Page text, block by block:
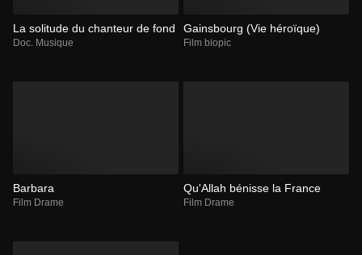
La solitude du chanteur de fond
Doc. Musique
Gainsbourg (Vie héroïque)
Film biopic
Barbara
Film Drame
Qu'Allah bénisse la France
Film Drame